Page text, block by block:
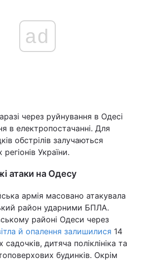
ad
через руйнування в Одесі
в електропостачанні. Для
обстрілів залучаються
України.
атаки на Одесу
армія масовано атакувала
район ударними БПЛА.
районі Одеси через
й опалення залишилися 14
садочків, дитяча поліклініка та
будинків. Окрім